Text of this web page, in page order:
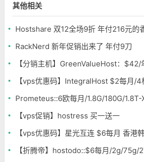
其他相关
Hostshare 双12全场9折 年付216元的
RackNerd 新年促销出来了 年付9刀
Prometeus::6欧每月/1.8G/180G/1.8T-
【vps促销】hostress 买一送一